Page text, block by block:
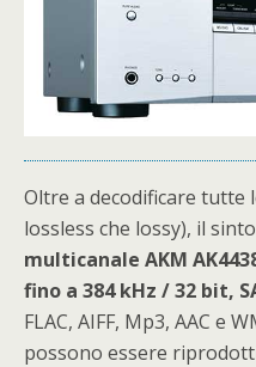
Oltre a decodificare tutte
lossless che lossy), il
multicanale AKM
fino a 384 kHz / 32 bit,
FLAC, AIFF, Mp3, AAC e
possono essere